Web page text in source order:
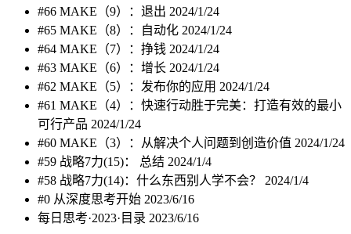
#66 MAKE（9）：退出 2024/1/24
#65 MAKE（8）：自动化 2024/1/24
#64 MAKE（7）：挣钱 2024/1/24
#63 MAKE（6）：增长 2024/1/24
#62 MAKE（5）：发布你的应用 2024/1/24
#61 MAKE（4）：快速行动胜于完美：打造有效的最小
可行产品 2024/1/24
#60 MAKE（3）：从解决个人问题到创造价值 2024/1/24
#59 战略7力(15)： 总结 2024/1/4
#58 战略7力(14)：什么东西别人学不会？ 2024/1/4
#0 从深度思考开始 2023/6/16
每日思考·2023·目录 2023/6/16